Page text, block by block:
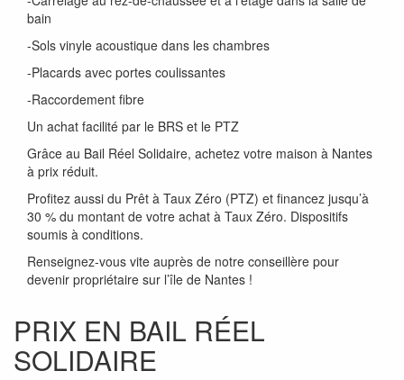
bain
-Sols vinyle acoustique dans les chambres
-Placards avec portes coulissantes
-Raccordement fibre
Un achat facilité par le BRS et le PTZ
Grâce au Bail Réel Solidaire, achetez votre maison à Nantes
à prix réduit.
Profitez aussi du Prêt à Taux Zéro (PTZ) et financez jusqu’à
30 % du montant de votre achat à Taux Zéro. Dispositifs
soumis à conditions.
Renseignez-vous vite auprès de notre conseillère pour
devenir propriétaire sur l’île de Nantes !
PRIX EN BAIL RÉEL
SOLIDAIRE